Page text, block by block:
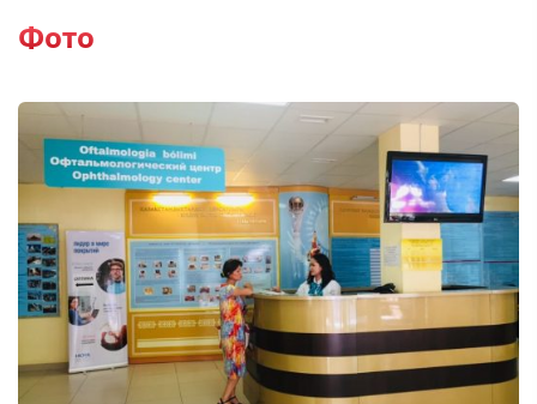
Сегодня в Региональном диагностическом
центре прием ведут специалисты более 30
диагностическая и лабораторно-
исследовательская база позволяет пациенту
уже с первого визита получить
квалифицированную медицинскую помощь,
провести необходимые исследования.
Диагностика в медицине считается
важнейшим этапом лечения.
Фото